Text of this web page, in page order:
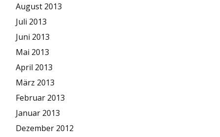
August 2013
Juli 2013
Juni 2013
Mai 2013
April 2013
März 2013
Februar 2013
Januar 2013
Dezember 2012